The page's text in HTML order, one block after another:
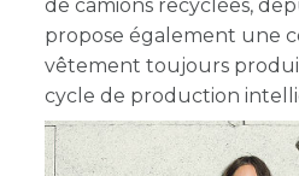
de camions recyclées,
propose également une
vêtement toujours
cycle de production